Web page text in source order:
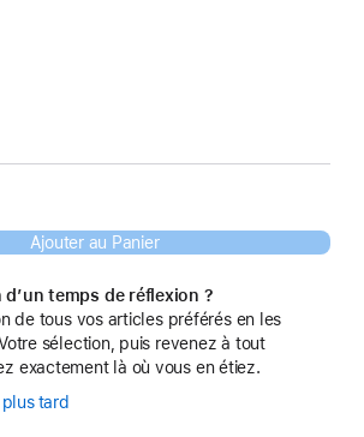
Ajouter au Panier
temps de réflexion ?
de tous vos articles préférés en les
sélection, puis revenez à tout
exactement là où vous en étiez.
plus tard